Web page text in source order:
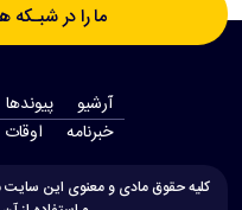
ما را در شبـکه
آرشیو پیوندها
‫خبرنامه‬
کلیه حقوق مادی و معنوی این